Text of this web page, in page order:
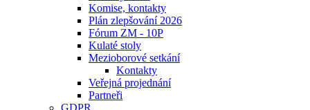
Komise, kontakty
Plán zlepšování 2026
Fórum ZM - 10P
Kulaté stoly
Mezioborové setkání
Kontakty
Veřejná projednání
Partneři
GDPR